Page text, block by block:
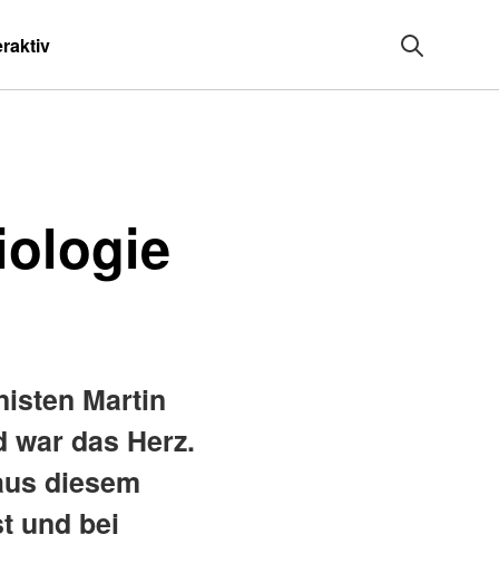
Martin
war das Herz.
diesem
und bei